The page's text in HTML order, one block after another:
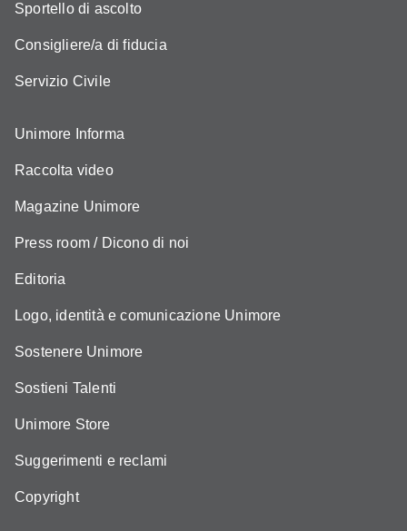
Sportello di ascolto
Consigliere/a di fiducia
Servizio Civile
Unimore Informa
Raccolta video
Magazine Unimore
Press room / Dicono di noi
Editoria
Logo, identità e comunicazione Unimore
Sostenere Unimore
Sostieni Talenti
Unimore Store
Suggerimenti e reclami
Copyright